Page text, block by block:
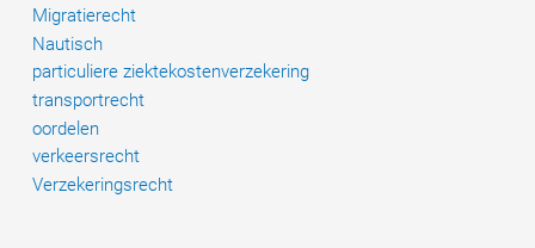
Migratierecht
Nautisch
particuliere ziektekostenverzekering
transportrecht
oordelen
verkeersrecht
Verzekeringsrecht